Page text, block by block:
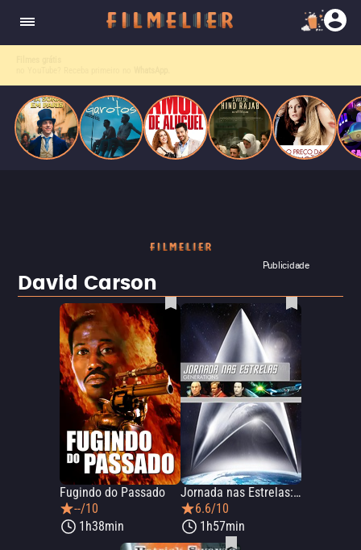
Publicidade
David Carson
Fugindo do Passado
--/10
1h38min
Jornada nas Estrelas: Generations
6.6/10
1h57min
Paris
obras-primas, participa de festas e busca romance